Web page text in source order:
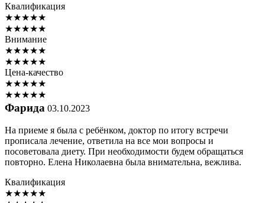
Квалификация
★★★★★
★★★★★
Внимание
★★★★★
★★★★★
Цена-качество
★★★★★
★★★★★
Фарида 03.10.2023
На приеме я была с ребёнком, доктор по итогу встречи
прописала лечение, ответила на все мои вопросы и
посоветовала диету. При необходимости будем обращаться
повторно. Елена Николаевна была внимательна, вежлива.
Квалификация
★★★★★